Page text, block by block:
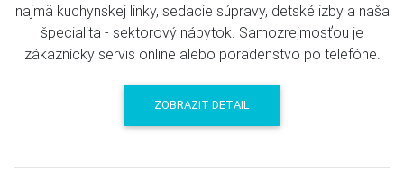
najmä kuchynskej linky, sedacie súpravy, detské izby a naša
špecialita - sektorový nábytok. Samozrejmosťou je
zákaznícky servis online alebo poradenstvo po telefóne.
ZOBRAZIT DETAIL